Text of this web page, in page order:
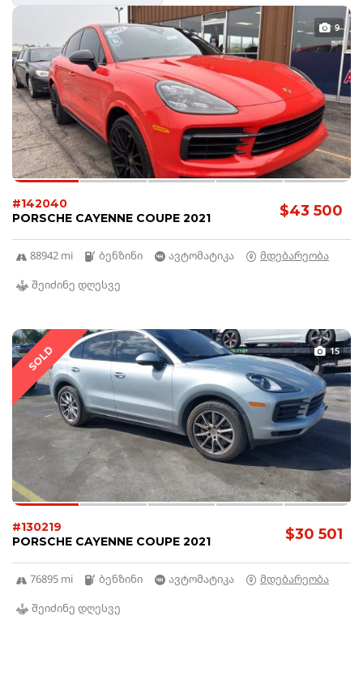
9
$43 500
#142040
PORSCHE CAYENNE COUPE 2021
88942 mi ბენზინი ავტომატიკა
მდებარეობა
შეიძინე დღესვე
SOLD 15
$30 501
#130219
PORSCHE CAYENNE COUPE 2021
76895 mi ბენზინი ავტომატიკა
მდებარეობა
შეიძინე დღესვე